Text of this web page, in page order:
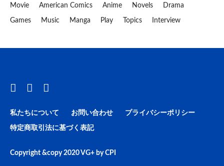
Movie American Comics Anime Novels Drama
Games Music Manga Play Topics Interview
私たちについて お問い合わせ プライバシーポリシー
特定商取引法に基づく表記
Copyright &copy 2020VG+ byCPI